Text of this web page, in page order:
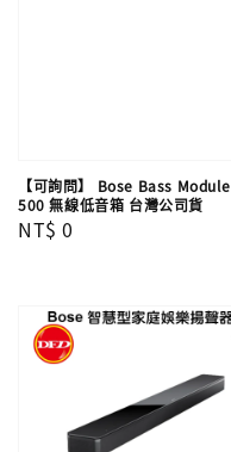
【可詢問】 Bose Bass Module
500 無線低音箱 台灣公司貨
Regular
NT$ 0